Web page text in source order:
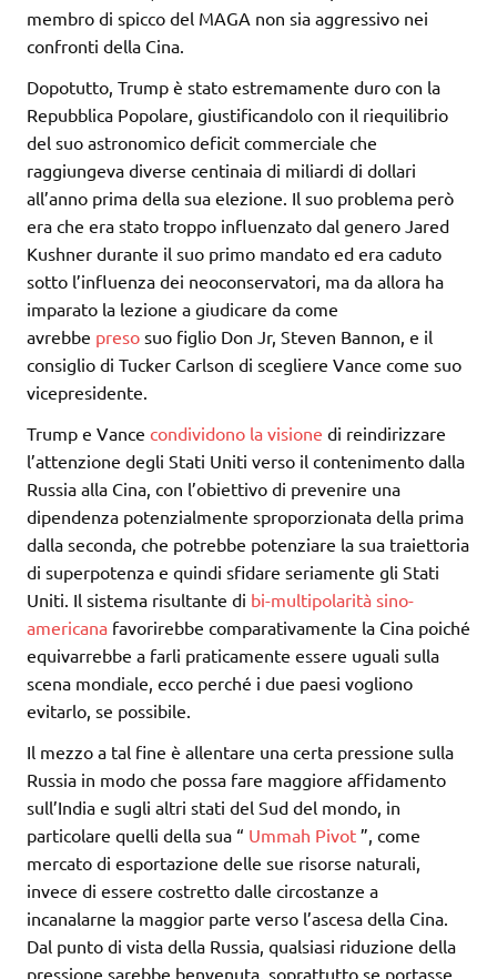
membro di spicco del MAGA non sia aggressivo nei
confronti della Cina.
Dopotutto, Trump è stato estremamente duro con la
Repubblica Popolare, giustificandolo con il riequilibrio
del suo astronomico deficit commerciale che
raggiungeva diverse centinaia di miliardi di dollari
all’anno prima della sua elezione. Il suo problema però
era che era stato troppo influenzato dal genero Jared
Kushner durante il suo primo mandato ed era caduto
sotto l’influenza dei neoconservatori, ma da allora ha
imparato la lezione a giudicare da come
avrebbe preso suo figlio Don Jr, Steven Bannon, e il
consiglio di Tucker Carlson di scegliere Vance come suo
vicepresidente.
Trump e Vance condividono la visione di reindirizzare
l’attenzione degli Stati Uniti verso il contenimento dalla
Russia alla Cina, con l’obiettivo di prevenire una
dipendenza potenzialmente sproporzionata della prima
dalla seconda, che potrebbe potenziare la sua traiettoria
di superpotenza e quindi sfidare seriamente gli Stati
Uniti. Il sistema risultante di bi-multipolarità sino-
americana favorirebbe comparativamente la Cina poiché
equivarrebbe a farli praticamente essere uguali sulla
scena mondiale, ecco perché i due paesi vogliono
evitarlo, se possibile.
Il mezzo a tal fine è allentare una certa pressione sulla
Russia in modo che possa fare maggiore affidamento
sull’India e sugli altri stati del Sud del mondo, in
particolare quelli della sua “ Ummah Pivot ”, come
mercato di esportazione delle sue risorse naturali,
invece di essere costretto dalle circostanze a
incanalarne la maggior parte verso l’ascesa della Cina.
Dal punto di vista della Russia, qualsiasi riduzione della
pressione sarebbe benvenuta, soprattutto se portasse